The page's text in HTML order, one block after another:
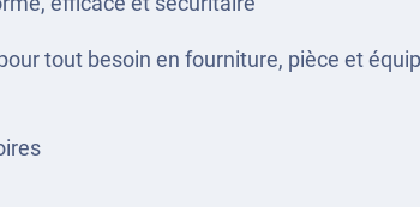
tout besoin en fourniture, pièce et